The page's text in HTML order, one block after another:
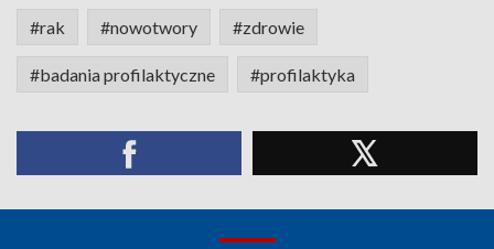
#rak #nowotwory #zdrowie
#badania profilaktyczne #profilaktyka